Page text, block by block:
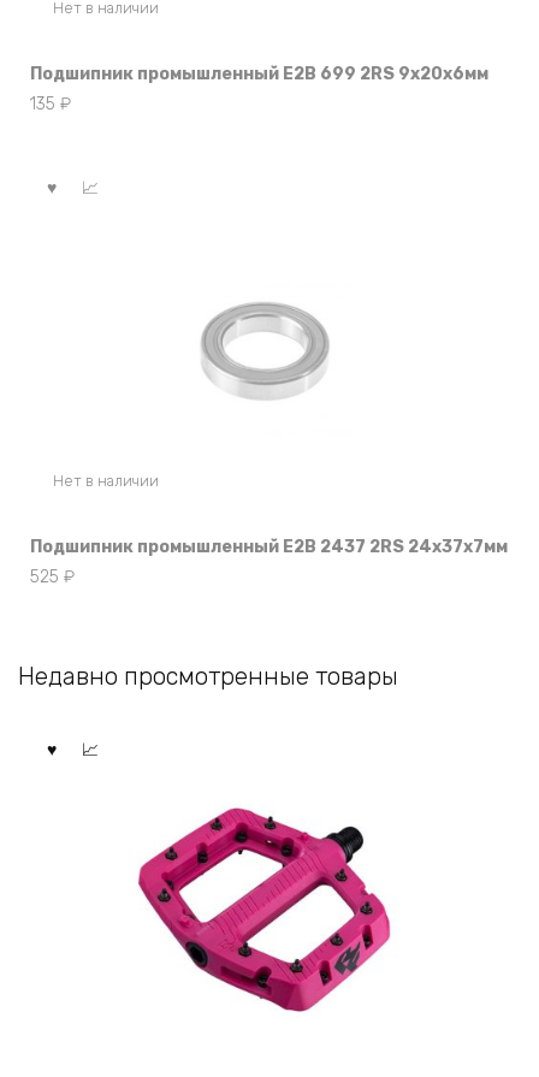
Нет в наличии
Подшипник промышленный E2B 699 2RS 9x20x6мм
135 ₽
Нет в наличии
Подшипник промышленный E2B 2437 2RS 24x37x7мм
525 ₽
Недавно просмотренные товары